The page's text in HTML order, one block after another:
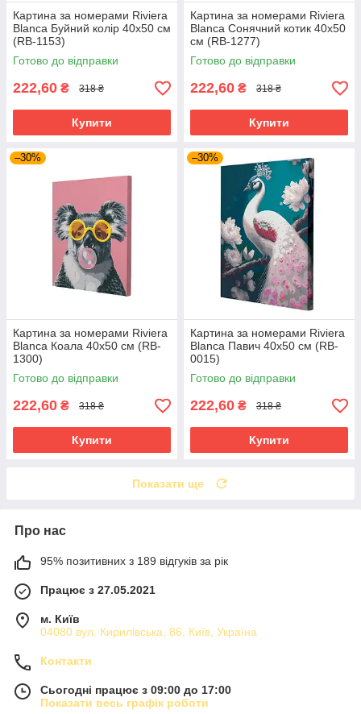
Картина за номерами Riviera
Blanca Буйний колір 40x50 см
(RB-1153)
Готово до відправки
222,60 ₴ 318 ₴
Купити
Картина за номерами Riviera
Blanca Сонячний котик 40x50
см (RB-1277)
Готово до відправки
222,60 ₴ 318 ₴
Купити
–30%
Картина за номерами Riviera
Blanca Коала 40x50 см (RB-
1300)
Готово до відправки
222,60 ₴ 318 ₴
Купити
–30%
Картина за номерами Riviera
Blanca Павич 40x50 см (RB-
0015)
Готово до відправки
222,60 ₴ 318 ₴
Купити
Показати ще
Про нас
95% позитивних з 189 відгуків за рік
Працює з 27.05.2021
м. Київ
04080 вул. Кирилівська, 86, Київ, Україна
Контакти
Сьогодні працює з 09:00 до 17:00
Показати весь графік роботи